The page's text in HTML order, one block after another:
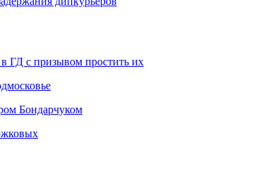
ГД с призывом простить их
Бондарчуком